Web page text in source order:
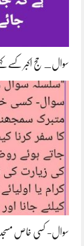
سوال_ حج اکبر کسے
سوال- کسی خاص مسجد